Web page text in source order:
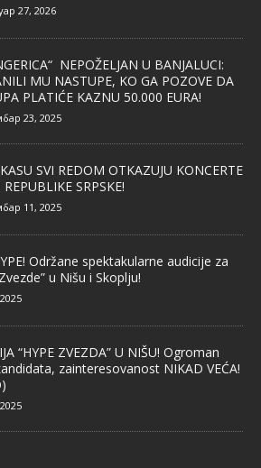
27, 2026
NEPOŽELJAN U BANJALUCI:
MU NASTUPE, KO GA POZOVE DA
PLATIĆE KAZNU 50.000 EURA!
23, 2025
SVI REDOM OTKAZUJU KONCERTE
SRPSKE!
11, 2025
Održane spektakularne audicije za
u Nišu i Skoplju!
“HYPE ZVEZDA” U NIŠU! Ogroman
zainteresovanost NIKAD VEĆA!